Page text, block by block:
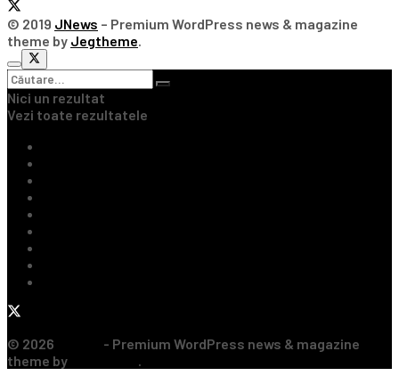
© 2019 JNews – Premium WordPress news & magazine
theme by Jegtheme.
Nici un rezultat
Vezi toate rezultatele
© 2026
- Premium WordPress news & magazine
theme by